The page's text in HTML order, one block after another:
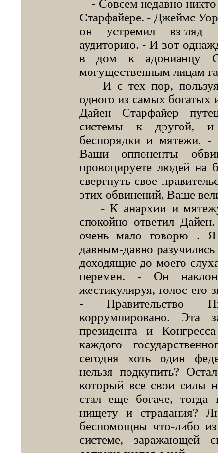
- Совсем недавно
Старфайере. - Джеймс
он устремил взгляд
аудиторию. - И вот
в дом к адонианцу
могущественным лицам
И с тех пор,
одного из самых богатых
Дайен Старфайер
системы к другой, и
беспорядки и мятежи. -
Ваши оппоненты
провоцируете людей на
свергнуть свое
этих обвинений, Ваше
- К анархии и мятежу
спокойно ответил
очень мало говорю . Я
давным-давно
доходящие до моего
перемен. - Он
жестикулируя, голос его
- Правительство
коррумпировано. Эта
президента и
каждого
сегодня хоть один
нельзя подкупить?
который все свои силы
стал еще богаче,
нищету и страдания?
беспомощны что-либо
системе, заражающей